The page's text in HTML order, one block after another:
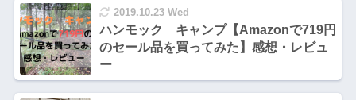
2019.10.23 Wed
ハンモック キャンプ【Amazonで719円
のセール品を買ってみた】感想・レビュ
ー